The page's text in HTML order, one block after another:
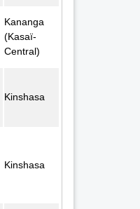
Kananga
(Kasaï-
Central)
Kinshasa
Kinshasa